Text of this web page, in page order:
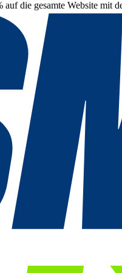
die gesamte Website mit